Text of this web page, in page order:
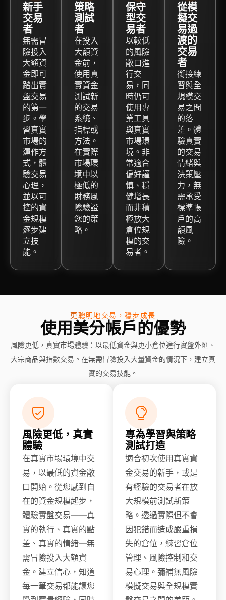
新手
交易
者
無需冒
險投入
大額資
金即可
踏出實
盤交易
的第一
步。學
習真實
市場的
運作方
式，體
驗交易
心理，
並以可
控的資
金規模
逐步建
立技
能。
策略
測試
者
在投入
大額資
金前，
使用真
實資金
測試新
的交易
系統、
指標或
方法。
在實際
市場環
境中以
極低的
財務風
險驗證
您的策
略。
保守
型交
易者
以較低
的風險
敞口進
行交
易，同
時仍可
使用專
業工具
與真實
市場環
境。非
常適合
偏好謹
慎、穩
健增長
而非積
極放大
倉位規
模的交
易者。
從模
擬交
易過
渡的
交易
者
銜接練
習與全
規模交
易之間
的落
差。體
驗真實
的交易
情緒與
決策壓
力，無
需承受
標準帳
戶的高
額風
險。
更聰明地交易，穩步成長
使用美分帳戶的優勢
風險更低，真實市場體驗：以最低資金與更小倉位進行實盤外匯、
大宗商品與指數交易。在無需冒險投入大量資金的情況下，建立真
實的交易技能。
風險更低，真實
體驗
在真實市場環境中交
易，以最低的資金敞
口開始。從您感到自
在的資金規模起步，
體驗實盤交易——真
實的執行、真實的點
差、真實的情緒—無
需冒險投入大額資
金。建立信心，知道
每一筆交易都能讓您
專為學習與策略
測試打造
適合初次使用真實資
金交易的新手，或是
有經驗的交易者在放
大規模前測試新策
略。透過實際但不會
因犯錯而造成嚴重損
失的倉位，練習倉位
管理、風險控制和交
易心理。彌補無風險
模擬交易與全規模實